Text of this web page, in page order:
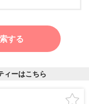
する
ィーはこちら